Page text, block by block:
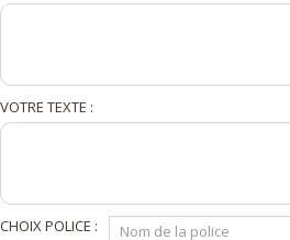
VOTRE TEXTE :
CHOIX POLICE :